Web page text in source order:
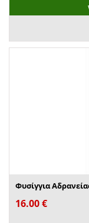
Φυσίγγια
16.00€